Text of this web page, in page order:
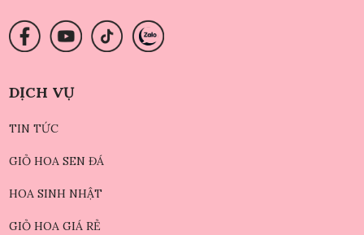
DỊCH VỤ
TIN TỨC
GIỎ HOA SEN ĐÁ
HOA SINH NHẬT
GIỎ HOA GIÁ RẺ